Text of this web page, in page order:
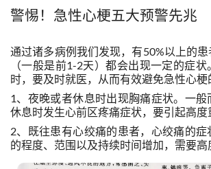
警惕！急性心梗五大预警先兆
通过诸多病例我们发现，有50%以上的
（一般是前1-2天）都会出现一定的症
时，要及时就医，从而有效避免急性心梗
1、夜晚或者休息时出现胸痛症状。一
休息时发生心前区疼痛症状，要引起高度
2、既往患有心绞痛的患者，心绞痛的
的程度、范围以及持续时间增加，需要高